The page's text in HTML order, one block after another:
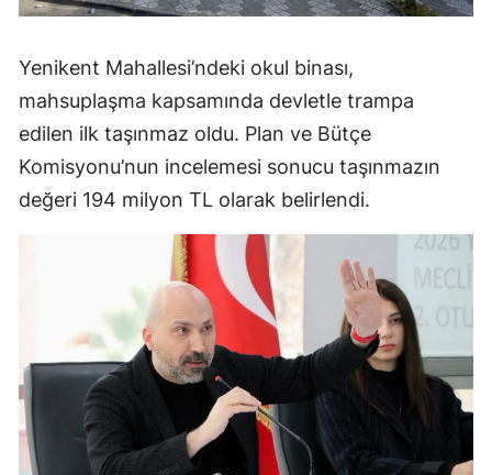
Yenikent Mahallesi’ndeki okul binası,
mahsuplaşma kapsamında devletle trampa
edilen ilk taşınmaz oldu. Plan ve Bütçe
Komisyonu’nun incelemesi sonucu taşınmazın
değeri 194 milyon TL olarak belirlendi.